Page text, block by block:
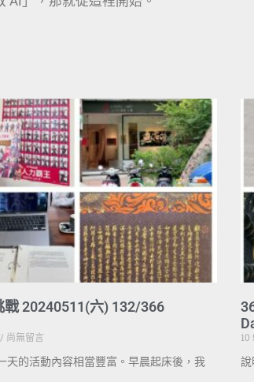
戰 20240511(六) 132/366
尚無留言
天的活動內容相當豐富。早晨起床後，我
10
說